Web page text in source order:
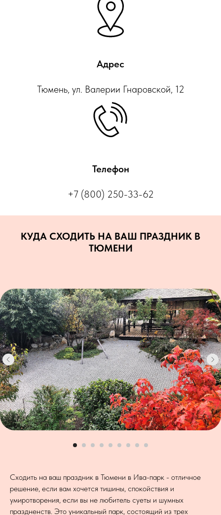
Адрес
Тюмень, ул. Валерии Гнаровской, 12
Телефон
+7 (800) 250-33-62
КУДА СХОДИТЬ НА ВАШ ПРАЗДНИК В
ТЮМЕНИ
Сходить на ваш праздник в Тюмени в Ива-парк - отличное
решение, если вам хочется тишины, спокойствия и
умиротворения, если вы не любитель суеты и шумных
праздненств. Это уникальный парк, состоящий из трех